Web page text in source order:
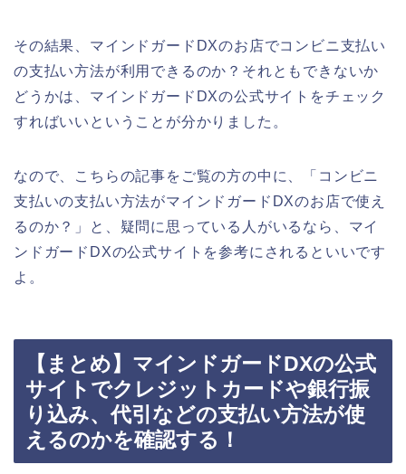
その結果、マインドガードDXのお店でコンビニ支払い
の支払い方法が利用できるのか？それともできないか
どうかは、マインドガードDXの公式サイトをチェック
すればいいということが分かりました。
なので、こちらの記事をご覧の方の中に、「コンビニ
支払いの支払い方法がマインドガードDXのお店で使え
るのか？」と、疑問に思っている人がいるなら、マイ
ンドガードDXの公式サイトを参考にされるといいです
よ。
【まとめ】マインドガードDXの公式
サイトでクレジットカードや銀行振
り込み、代引などの支払い方法が使
えるのかを確認する！